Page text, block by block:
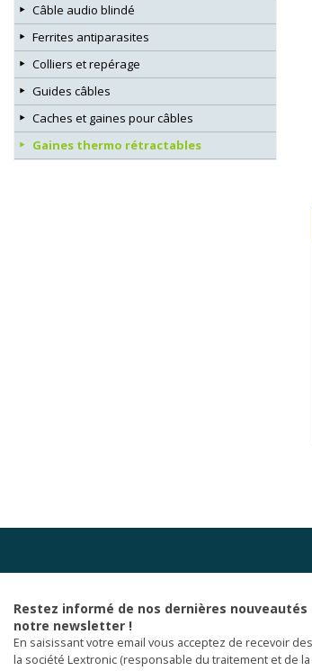
Câble audio blindé
Ferrites antiparasites
Colliers et repérage
Guides câbles
Caches et gaines pour câbles
Gaines thermo rétractables
Restez informé de nos dernières
notre newsletter !
En saisissant votre email vous acceptez de recevoir
la société Lextronic (responsable du traitement et de